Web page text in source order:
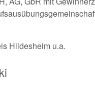
Hildesheim u.a.